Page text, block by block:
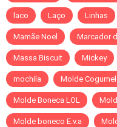
laco Laço Linhas
Mamãe Noel Marcador
Massa Biscuit Mickey
mochila Molde
Molde Boneca LOL
Molde boneco E.v.a